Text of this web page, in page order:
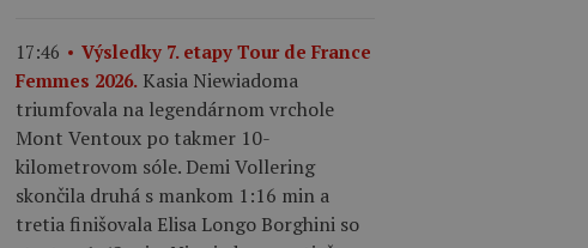
17:46
Výsledky 7. etapy Tour de France
Femmes 2026. Kasia Niewiadoma
triumfovala na legendárnom vrchole
Mont Ventoux po takmer 10-
kilometrovom sóle. Demi Vollering
skončila druhá s mankom 1:16 min a
tretia finišovala Elisa Longo Borghini so